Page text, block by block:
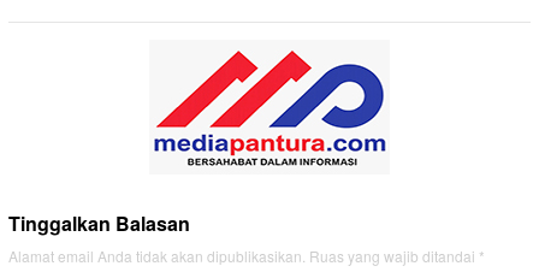
Tinggalkan Balasan
Alamat email Anda tidak akan dipublikasikan. Ruas yang wajib ditandai *